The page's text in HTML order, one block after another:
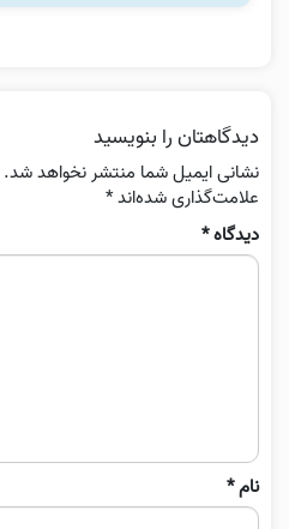
دیدگاهتان را بنویسید
نشانی ایمیل شما منتشر نخواهد شد.
علامت‌گذاری شده‌اند*
دیدگاه*
نام*